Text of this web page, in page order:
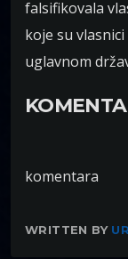
falsifikovala
koje su
uglavnom
komentara
WRITTEN BY